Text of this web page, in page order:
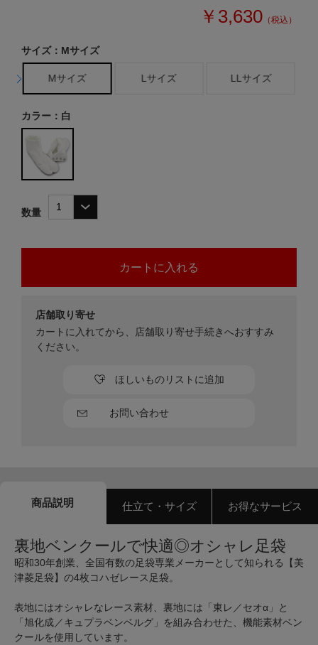
￥3,630 （税込）
サイズ：Mサイズ
Mサイズ Lサイズ LLサイズ
カラー：白
数量
お問い合わせ
ほしいものリストに追加
店舗取り寄せ
カートに入れてから、店舗取り寄せ手続きへおすすみ
ください。
商品説明 仕立て・サイズ お得なサービス
裏地ベンクールで快適◎オシャレ足袋
昭和30年創業、全国有数の足袋専業メーカーとして知られる【美
津菱足袋】の4枚コハゼレース足袋。
表地にはオシャレなレース素材、裏地には「東レ／セオα」と
「旭化成／キュプラベンベルグ」を組み合わせた、機能素材ベン
クールを使用しています。